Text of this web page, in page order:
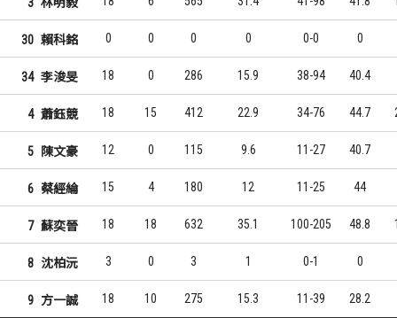
30 賴科銘 0 0 0 0 0-0 0
34 李浚旻 18 0 286 15.9 38-94 40.4
4 蕭鈺競 18 15 412 22.9 34-76 44.7
5 陳文豪 12 0 115 9.6 11-27 40.7
6 蔡經綸 15 4 180 12 11-25 44
7 蘇奕晉 18 18 632 35.1 100-205 48.8
8 沈柏沅 3 0 3 1 0-1 0
9 方一誠 18 10 275 15.3 11-39 28.2